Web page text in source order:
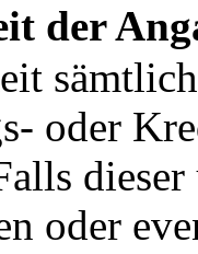
der
oder
dieser
oder